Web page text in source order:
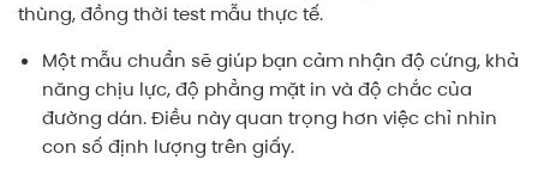
thùng, đồng thời test mẫu thực tế.
Một mẫu chuẩn sẽ giúp bạn cảm nhận độ cứng, khả
năng chịu lực, độ phẳng mặt in và độ chắc của
đường dán. Điều này quan trọng hơn việc chỉ nhìn
con số định lượng trên giấy.